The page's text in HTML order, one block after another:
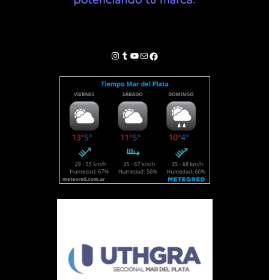
Instagram
Tumblr
YouTube
Correo electrónico
Facebook